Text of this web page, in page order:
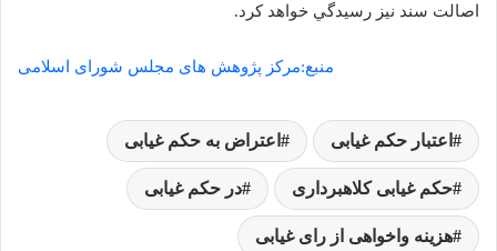
اصالت سند نيز رسيدگي خواهد كرد.
منبع:مرکز پژوهش های مجلس شورای اسلامی
اعتبار حکم غیابی اعتراض به حکم غیابی
حکم غیابی کلاهبرداری در حکم غیابی
هزینه واخواهی از رای غیابی